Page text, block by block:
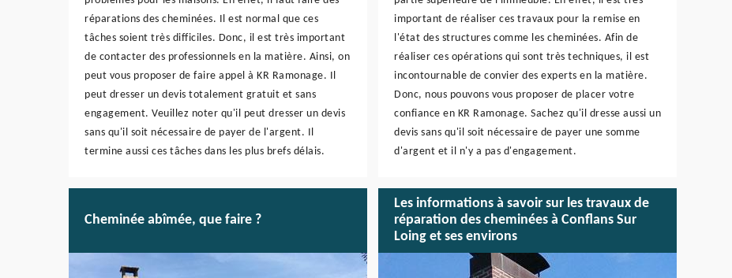
réparations des cheminées. Il est normal que ces
tâches soient très difficiles. Donc, il est très important
de contacter des professionnels en la matière. Ainsi, on
peut vous proposer de faire appel à KR Ramonage. Il
peut dresser un devis totalement gratuit et sans
engagement. Veuillez noter qu'il peut dresser un devis
sans qu'il soit nécessaire de payer de l'argent. Il
termine aussi ces tâches dans les plus brefs délais.
important de réaliser ces travaux pour la remise en
l'état des structures comme les cheminées. Afin de
réaliser ces opérations qui sont très techniques, il est
incontournable de convier des experts en la matière.
Donc, nous pouvons vous proposer de placer votre
confiance en KR Ramonage. Sachez qu'il dresse aussi un
devis sans qu'il soit nécessaire de payer une somme
d'argent et il n'y a pas d'engagement.
Cheminée abîmée, que faire ?
Les informations à savoir sur les travaux de
réparation des cheminées à Conflans Sur
Loing et ses environs